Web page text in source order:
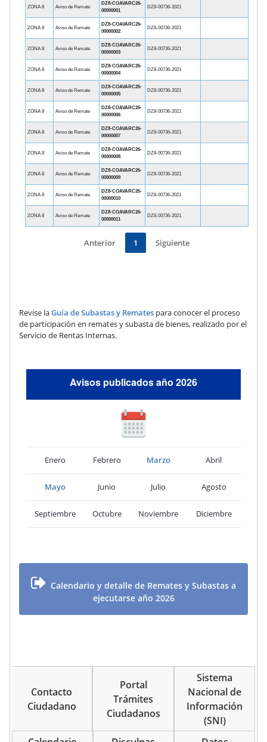
ZONA 8 Aviso de Remate
DZ8-COAVARC26-
00000001
DZ8-00736-2021
ZONA 8 Aviso de Remate
DZ8-COAVARC26-
00000002
DZ8-00736-2021
ZONA 8 Aviso de Remate
DZ8-COAVARC26-
00000003
DZ8-00736-2021
ZONA 8 Aviso de Remate
DZ8-COAVARC26-
00000004
DZ8-00736-2021
ZONA 8 Aviso de Remate
DZ8-COAVARC26-
00000005
DZ8-00736-2021
ZONA 8 Aviso de Remate
DZ8-COAVARC26-
00000006
DZ8-00736-2021
ZONA 8 Aviso de Remate
DZ8-COAVARC26-
00000007
DZ8-00736-2021
ZONA 8 Aviso de Remate
DZ8-COAVARC26-
00000008
DZ8-00736-2021
ZONA 8 Aviso de Remate
DZ8-COAVARC26-
00000009
DZ8-00736-2021
ZONA 8 Aviso de Remate
DZ8-COAVARC26-
00000010
DZ8-00736-2021
ZONA 8 Aviso de Remate
DZ8-COAVARC26-
00000011
DZ8-00736-2021
Anterior 1 Siguiente
Revise laGuía de Subastas y Rematespara conocer el proceso
de participación en remates y subasta de bienes, realizado por el
Servicio de Rentas Internas.
Avisos publicados año 2026
Enero Febrero Marzo Abril
Mayo Junio Julio Agosto
Septiembre Octubre Noviembre Diciembre
Calendario y detalle de Remates y Subastas a
ejecutarse año 2026
Contacto
Ciudadano
Portal
Trámites
Ciudadanos
Sistema
Nacional de
Información
(SNI)